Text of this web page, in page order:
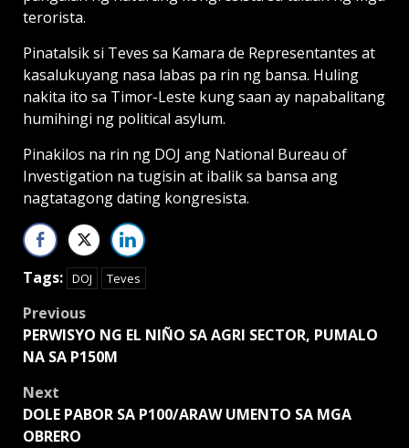
terorista.
Pinatalsik si Teves sa Kamara de Representantes at
kasalukuyang nasa labas pa rin ng bansa. Huling
nakita ito sa Timor-Leste kung saan ay napabalitang
humihingi ng political asylum.
Pinakilos na rin ng DOJ ang National Bureau of
Investigation na tugisin at ibalik sa bansa ang
nagtatagong dating kongresista.
Tags: DOJ Teves
Post
navigation
Previous
PERWISYO NG EL NIÑO SA AGRI SECTOR, PUMALO
NA SA P150M
Next
DOLE PABOR SA P100/ARAW UMENTO SA MGA
OBRERO